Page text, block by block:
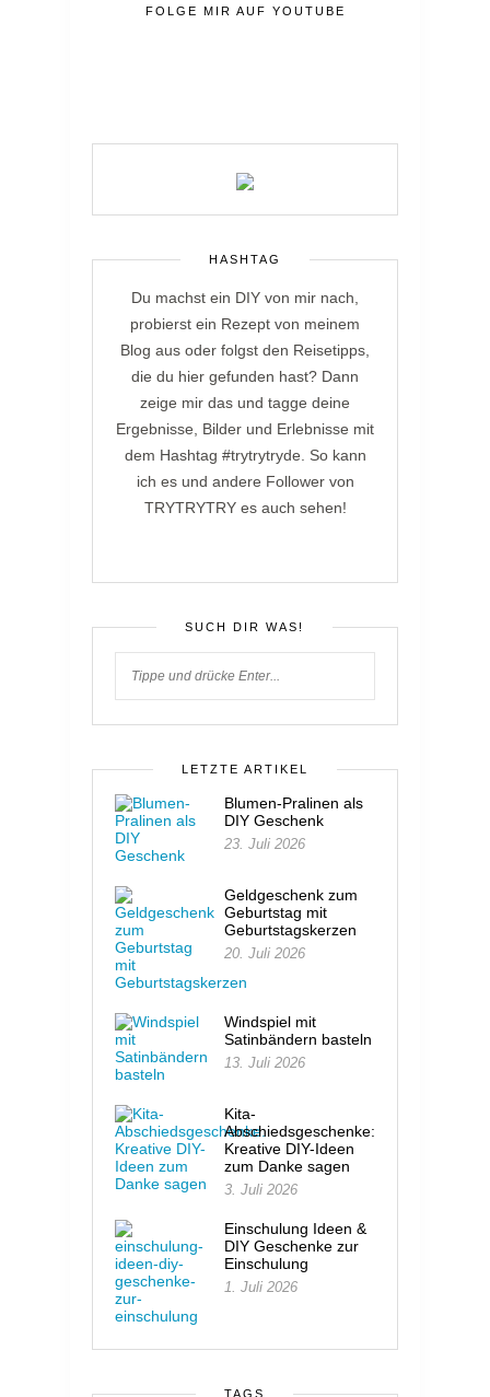
FOLGE MIR AUF YOUTUBE
HASHTAG
Du machst ein DIY von mir nach,
probierst ein Rezept von meinem
Blog aus oder folgst den Reisetipps,
die du hier gefunden hast? Dann
zeige mir das und tagge deine
Ergebnisse, Bilder und Erlebnisse mit
dem Hashtag #trytrytryde. So kann
ich es und andere Follower von
TRYTRYTRY es auch sehen!
SUCH DIR WAS!
LETZTE ARTIKEL
Blumen-Pralinen als
DIY Geschenk
23. Juli 2026
Geldgeschenk zum
Geburtstag mit
Geburtstagskerzen
20. Juli 2026
Windspiel mit
Satinbändern basteln
13. Juli 2026
Kita-
Abschiedsgeschenke:
Kreative DIY-Ideen
zum Danke sagen
3. Juli 2026
Einschulung Ideen &
DIY Geschenke zur
Einschulung
1. Juli 2026
TAGS